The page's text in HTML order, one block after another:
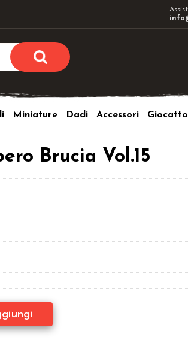
utente e la password e poi clicca sul
Nome utente:
Password:
Miniature Dadi Accessori
Brucia Vol.15